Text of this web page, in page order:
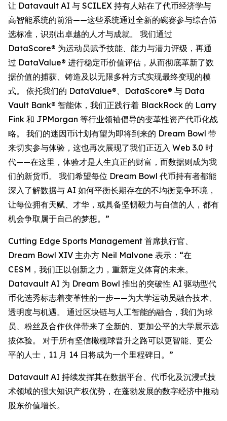
让 Datavault AI 与 SCILEX 持有人站在了代币经济学与
高智能系统的前沿——这些系统通过全新的碗赛参与综合筛
选标准，识别出卓越的人才与成就。 我们通过
DataScore® 为运动员赋予技能、能力与潜力评级，再通
过 DataValue® 进行稳定币价值评估，从而彻底革新了数
据价值的捕获、铸造及以无限多种方式实现最终变现的模
式。 依托我们的 DataValue®、DataScore® 与 Data
Vault Bank® 智能体，我们正践行着 BlackRock 的 Larry
Fink 和 JPMorgan 等行业领袖倡导的变革性资产代币化战
略。 我们的迷因币计划有望为即将到来的 Dream Bowl 带
来切实参与体验，这也再次展现了我们正迈入 Web 3.0 时
代——在这里，体验才是人生真正的财富，而数据则成为我
们的新货币。 我们希望每位 Dream Bowl 代币持有者都能
深入了解数据与 AI 如何平衡长期存在的不均衡竞争环境，
让每位拥有天赋、才华，或具备坚韧毅力与自信的人，都有
机会争取属于自己的梦想。”
Cutting Edge Sports Management 首席执行官、
Dream Bowl XIV 主办方 Neil Malvone 表示：“在
CESM，我们正以创新之力，重新定义体育的未来。
Datavault AI 为 Dream Bowl 推出的突破性 AI 驱动型代
币化选秀标志着变革性的一步——为大学运动员融合技术、
透明度与机遇。 通过区块链与人工智能的融合，我们为球
员、粉丝及合作伙伴带来了全新的、更加公平的大学展示选
拔体验。 对于所有坚信橄榄球晋升之路可以更智能、更公
平的人士，11 月 14 日将成为一个里程碑日。”
Datavault AI 持续发挥其在数据平台、代币化及沉浸式技
术领域的强大知识产权优势，在蓬勃发展的数字经济中推动
股东价值增长。